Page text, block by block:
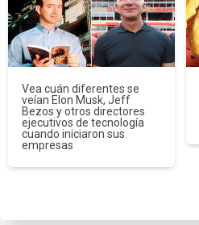
Vea cuán diferentes se
veían Elon Musk, Jeff
Bezos y otros directores
ejecutivos de tecnología
cuando iniciaron sus
empresas